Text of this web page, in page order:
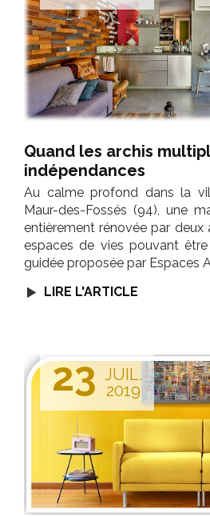
Quand les archis
indépendances
Au calme profond dans la
Maur-des-Fossés (94), une
entièrement rénovée par deux
espaces de vies pouvant
guidée proposée par Espaces
LIRE L'ARTICLE
23 JUIL.
2019